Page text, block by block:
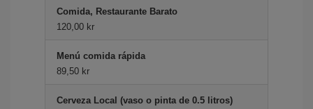
Comida, Restaurante Barato
120,00 kr
Menú comida rápida
89,50 kr
Cerveza Local (vaso o pinta de 0.5 litros)